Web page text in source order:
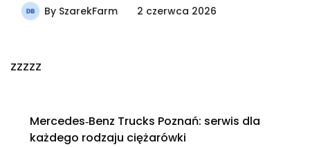
By SzarekFarm 2 czerwca 2026
zzzzz
Mercedes‑Benz Trucks Poznań: serwis dla
każdego rodzaju ciężarówki